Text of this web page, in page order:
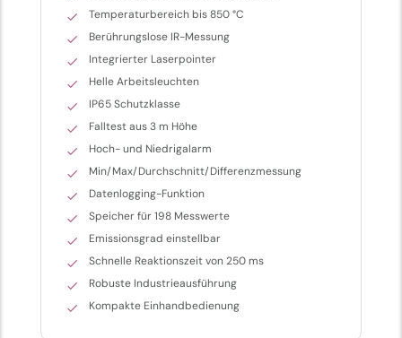
Temperaturbereich bis 850 °C
Berührungslose IR-Messung
Integrierter Laserpointer
Helle Arbeitsleuchten
IP65 Schutzklasse
Falltest aus 3 m Höhe
Hoch- und Niedrigalarm
Min/Max/Durchschnitt/Differenzmessung
Datenlogging-Funktion
Speicher für 198 Messwerte
Emissionsgrad einstellbar
Schnelle Reaktionszeit von 250 ms
Robuste Industrieausführung
Kompakte Einhandbedienung